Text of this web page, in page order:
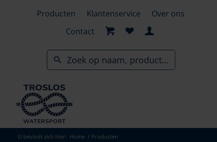
Producten Klantenservice
Over ons
Contact
U bevindt zich hier: Home / Producten